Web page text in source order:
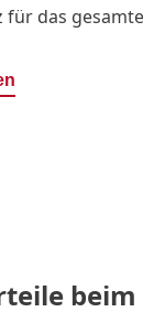
für das
beim